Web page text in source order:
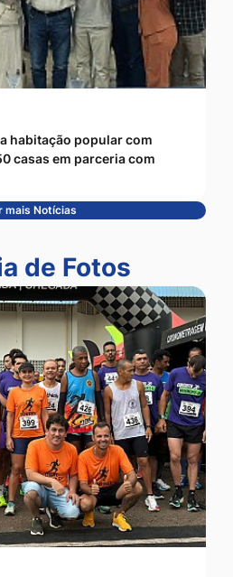
habitação popular com
casas em parceria com
mais Notícias
de Fotos